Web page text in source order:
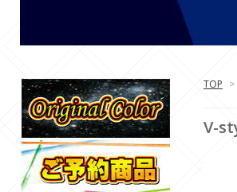
TOP >
V-